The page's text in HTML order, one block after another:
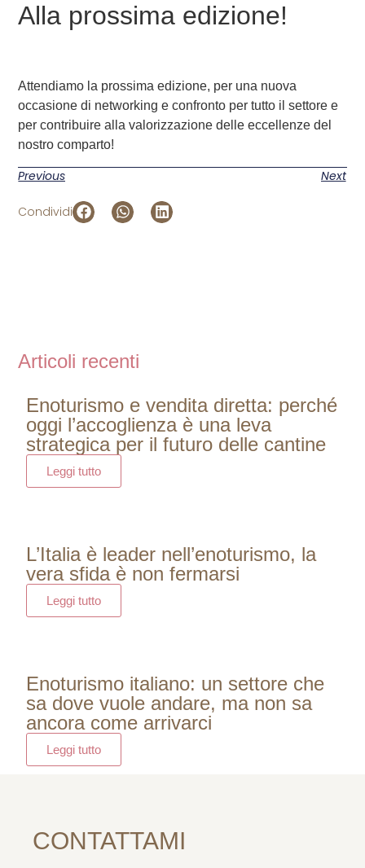
Alla prossima edizione!
Attendiamo la prossima edizione, per una nuova
occasione di networking e confronto per tutto il settore e
per contribuire alla valorizzazione delle eccellenze del
nostro comparto!
Previous Next
Condividi
Articoli recenti
Enoturismo e vendita diretta: perché
oggi l’accoglienza è una leva
strategica per il futuro delle cantine
Leggi tutto
L’Italia è leader nell’enoturismo, la
vera sfida è non fermarsi
Leggi tutto
Enoturismo italiano: un settore che
sa dove vuole andare, ma non sa
ancora come arrivarci
Leggi tutto
CONTATTAMI